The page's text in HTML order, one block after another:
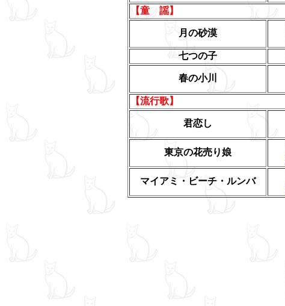
【童 謡】
月の砂漠
七つの子
春の小川
【流行歌】
君恋し
東京の花売り娘
マイアミ・ビーチ・ルンバ